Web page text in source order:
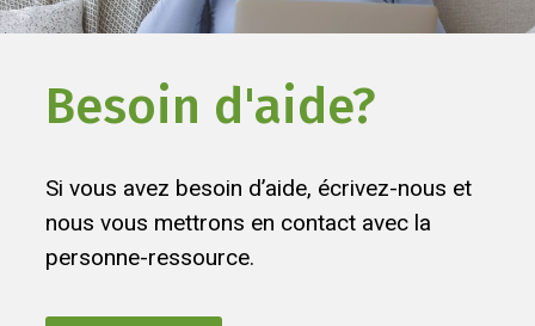
Besoin d'aide?
Si vous avez besoin d’aide, écrivez-nous et
nous vous mettrons en contact avec la
personne-ressource.